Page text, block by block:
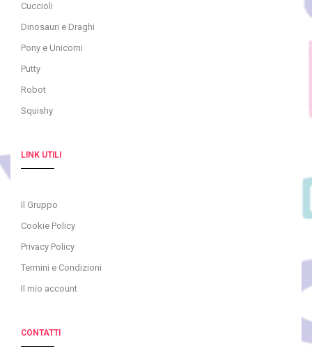
Cuccioli
Dinosauri e Draghi
Pony e Unicorni
Putty
Robot
Squishy
LINK UTILI
Il Gruppo
Cookie Policy
Privacy Policy
Termini e Condizioni
Il mio account
CONTATTI